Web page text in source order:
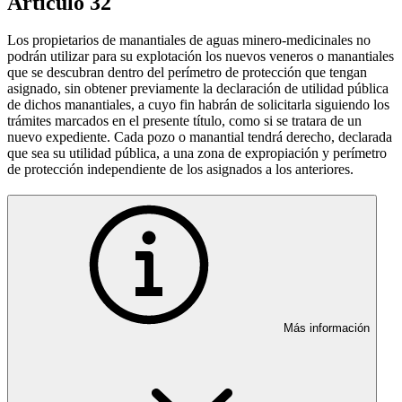
Los propietarios de manantiales de aguas minero-medicinales no
podrán utilizar para su explotación los nuevos veneros o manantiales
que se descubran dentro del perímetro de protección que tengan
asignado, sin obtener previamente la declaración de utilidad pública
de dichos manantiales, a cuyo fin habrán de solicitarla siguiendo los
trámites marcados en el presente título, como si se tratara de un
nuevo expediente. Cada pozo o manantial tendrá derecho, declarada
que sea su utilidad pública, a una zona de expropiación y perímetro
de protección independiente de los asignados a los anteriores.
Más información